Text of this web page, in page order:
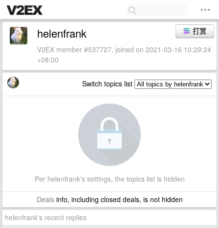
打赏
helenfrank
V2EX member #537727, joined on 2021-03-16 10:29:24
+08:00
Switch topics list
Per helenfrank's settings, the topics list is hidden
Dealsinfo, including closed deals, is not hidden
helenfrank's recent replies